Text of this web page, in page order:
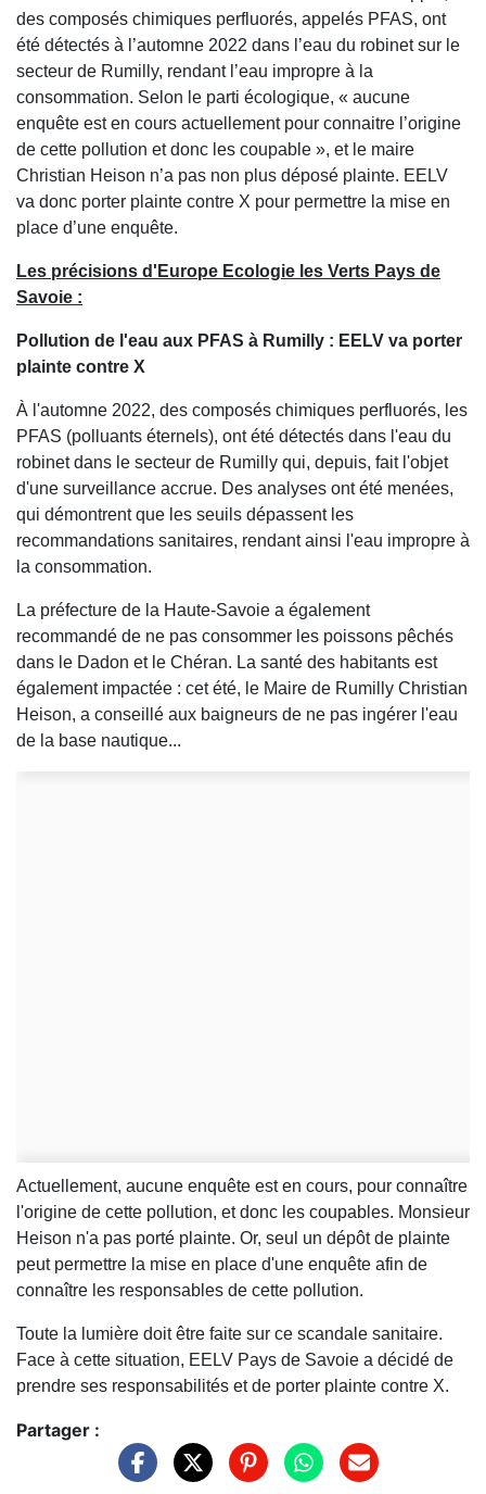
des composés chimiques perfluorés, appelés PFAS, ont
été détectés à l’automne 2022 dans l’eau du robinet sur le
secteur de Rumilly, rendant l’eau impropre à la
consommation. Selon le parti écologique, « aucune
enquête est en cours actuellement pour connaitre l’origine
de cette pollution et donc les coupable », et le maire
Christian Heison n’a pas non plus déposé plainte. EELV
va donc porter plainte contre X pour permettre la mise en
place d’une enquête.
Les précisions d'Europe Ecologie les Verts Pays de
Savoie :
Pollution de l'eau aux PFAS à Rumilly : EELV va porter
plainte contre X
À l'automne 2022, des composés chimiques perfluorés, les
PFAS (polluants éternels), ont été détectés dans l'eau du
robinet dans le secteur de Rumilly qui, depuis, fait l'objet
d'une surveillance accrue. Des analyses ont été menées,
qui démontrent que les seuils dépassent les
recommandations sanitaires, rendant ainsi l'eau impropre à
la consommation.
La préfecture de la Haute-Savoie a également
recommandé de ne pas consommer les poissons pêchés
dans le Dadon et le Chéran. La santé des habitants est
également impactée : cet été, le Maire de Rumilly Christian
Heison, a conseillé aux baigneurs de ne pas ingérer l'eau
de la base nautique...
Actuellement, aucune enquête est en cours, pour connaître
l'origine de cette pollution, et donc les coupables. Monsieur
Heison n'a pas porté plainte. Or, seul un dépôt de plainte
peut permettre la mise en place d'une enquête afin de
connaître les responsables de cette pollution.
Toute la lumière doit être faite sur ce scandale sanitaire.
Face à cette situation, EELV Pays de Savoie a décidé de
prendre ses responsabilités et de porter plainte contre X.
Partager :